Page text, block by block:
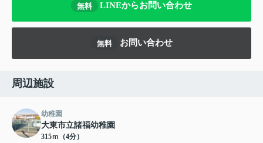
無料 LINEからお問い合わせ
無料 お問い合わせ
周辺施設
幼稚園
大東市立諸福幼稚園
315ｍ（4分）